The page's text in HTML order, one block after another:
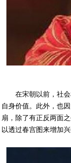
在宋朝以前，社
自身价值。此外，也
扇，除了有正反两面
以透过春宫图来增加兴